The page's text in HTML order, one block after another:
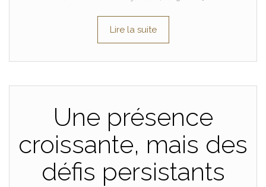
Lire la suite
Une présence
croissante, mais des
défis persistants